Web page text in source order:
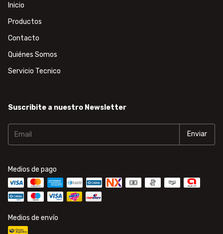
Inicio
Productos
Contacto
Quiénes Somos
Servicio Tecnico
Suscribite a nuestro Newsletter
Medios de pago
Medios de envío